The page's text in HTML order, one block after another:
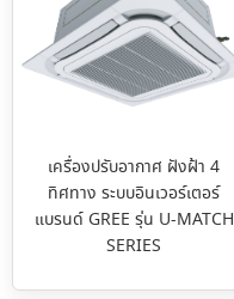
เครื่องปรับอากาศ ฝังฝ้า 4
ทิศทาง ระบบอินเวอร์เตอร์
แบรนด์ GREE รุ่น U-MATCH
SERIES